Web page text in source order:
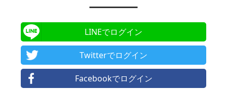
LINEでログイン
Twitterでログイン
Facebookでログイン